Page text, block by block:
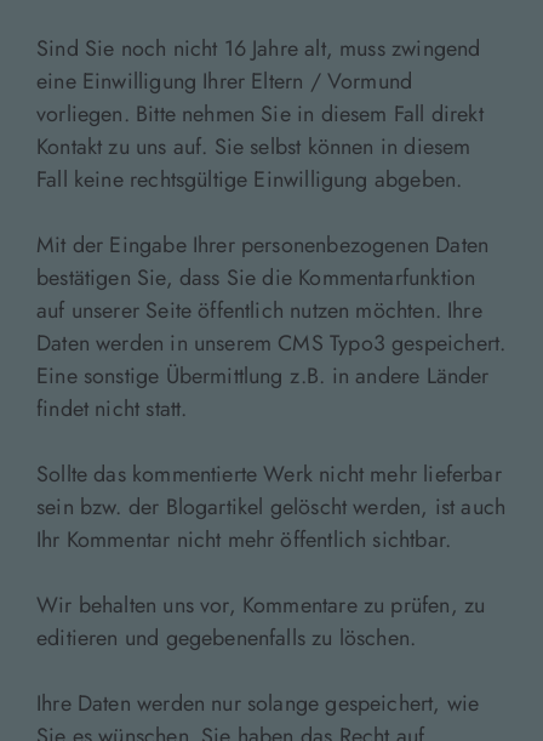
Sind Sie noch nicht 16 Jahre alt, muss zwingend
eine Einwilligung Ihrer Eltern / Vormund
vorliegen. Bitte nehmen Sie in diesem Fall direkt
Kontakt zu uns auf. Sie selbst können in diesem
Fall keine rechtsgültige Einwilligung abgeben.
Mit der Eingabe Ihrer personenbezogenen Daten
bestätigen Sie, dass Sie die Kommentarfunktion
auf unserer Seite öffentlich nutzen möchten. Ihre
Daten werden in unserem CMS Typo3 gespeichert.
Eine sonstige Übermittlung z.B. in andere Länder
findet nicht statt.
Sollte das kommentierte Werk nicht mehr lieferbar
sein bzw. der Blogartikel gelöscht werden, ist auch
Ihr Kommentar nicht mehr öffentlich sichtbar.
Wir behalten uns vor, Kommentare zu prüfen, zu
editieren und gegebenenfalls zu löschen.
Ihre Daten werden nur solange gespeichert, wie